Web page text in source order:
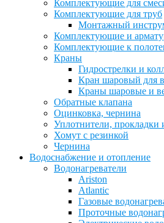
Комплектующие для
Комплектующие для труб
Монтажный
Комплектующие и
Комплектующие к
Краны
Гидрострелки и
Кран шаровый для
Краны шаровые и
Обратные клапана
Оцинковка, чернина
Уплотнители, прокладки
Хомут с резинкой
Чернина
Водоснабжение и отопление
Водонагреватели
Ariston
Atlantic
Газовые
Проточные